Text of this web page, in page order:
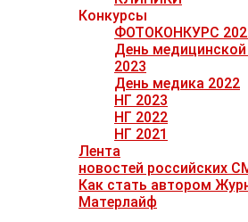
Конкурсы
ФОТОКОНКУРС
День
2023
День медика 2022
НГ 2023
НГ 2022
НГ 2021
Лента
новостей российских
Как стать автором
Матерлайф